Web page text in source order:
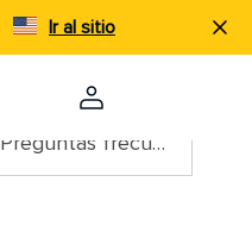
Ir al sitio
Busca en nuestras Preguntas frecuentes